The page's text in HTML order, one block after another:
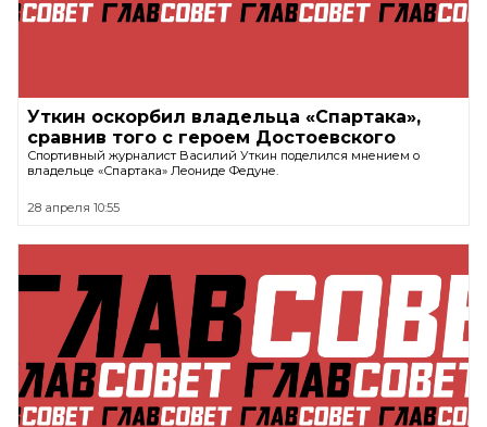
Уткин оскорбил владельца «Спартака»,
сравнив того с героем Достоевского
Спортивный журналист Василий Уткин поделился мнением о
владельце «Спартака» Леониде Федуне.
28 апреля 10:55